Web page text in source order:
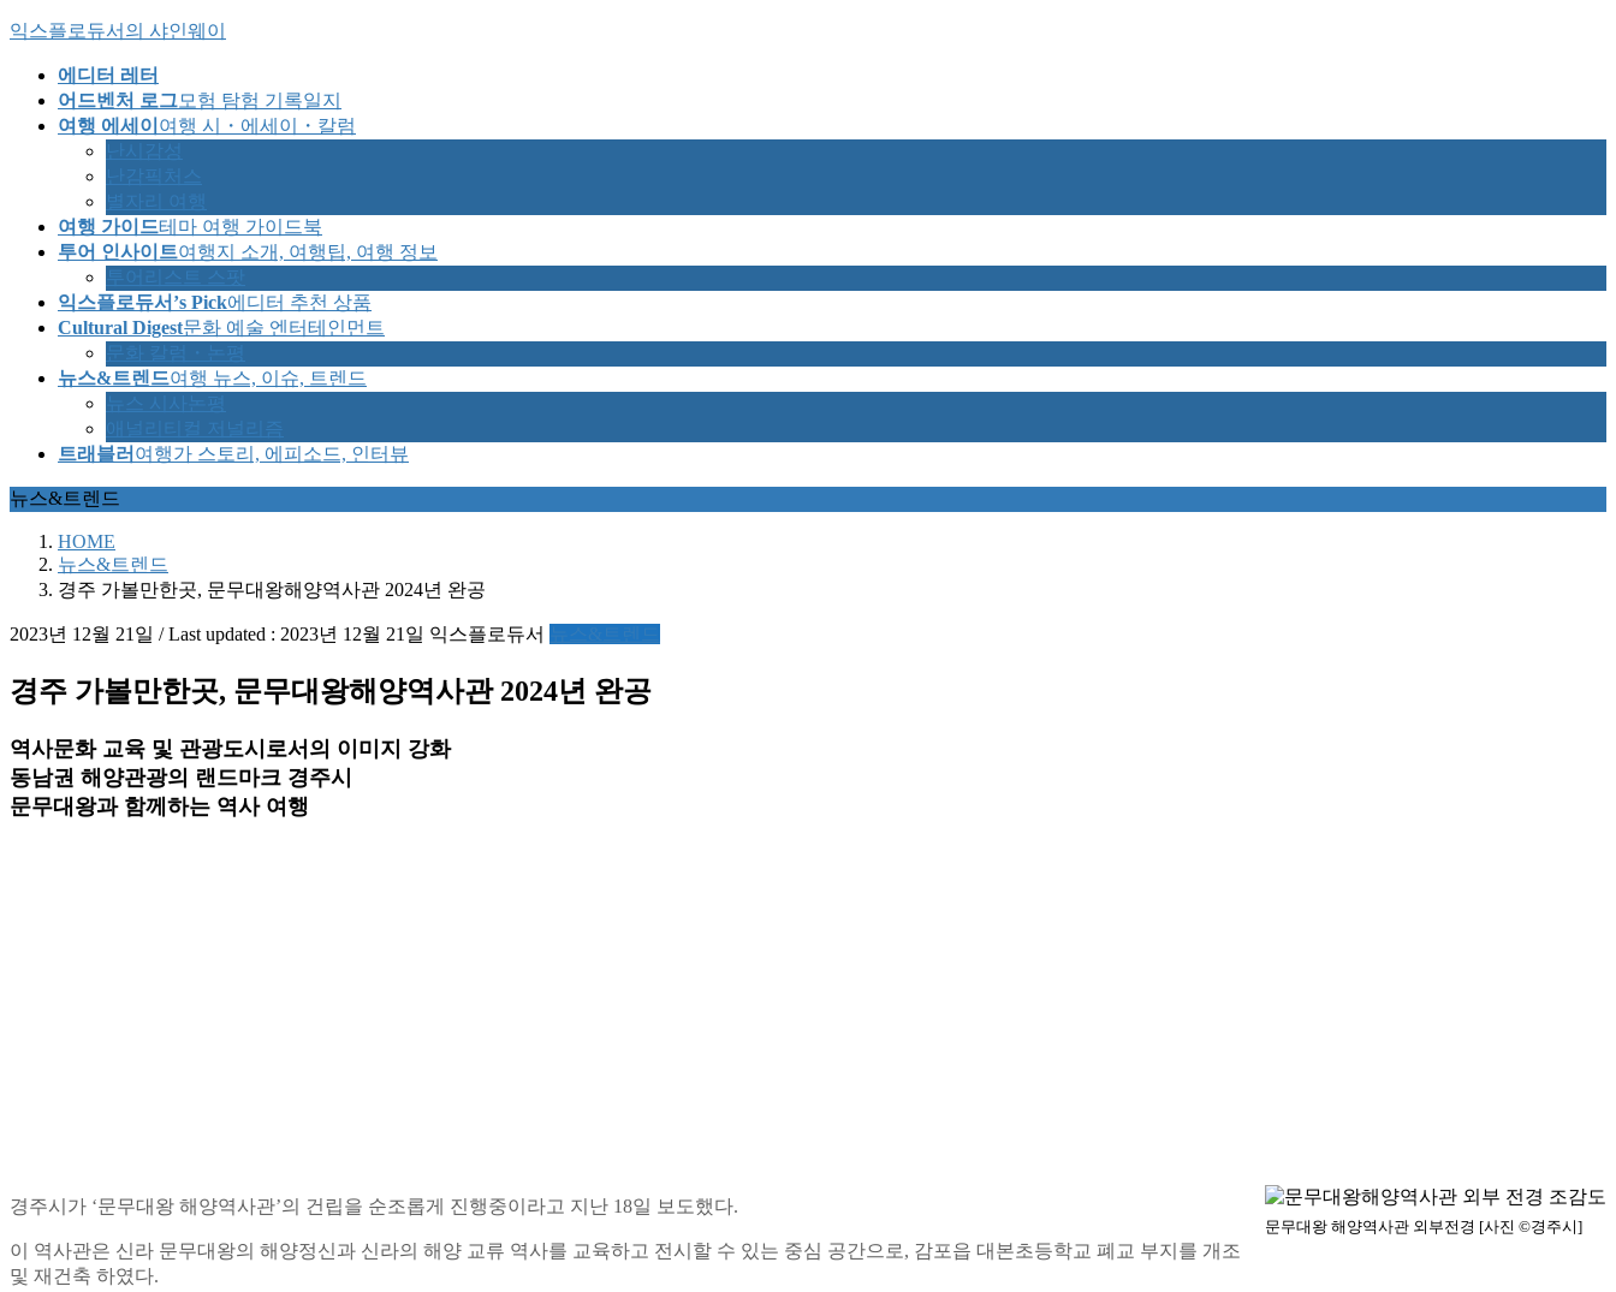
Skip
content
Skip
Navigation
익스플로듀서의 샤인웨이
에디터 레터
어드벤처 로그모험 탐험 기록일지
여행 에세이 여행 시・에세이・칼럼
난시감성
난감픽처스
별자리 여행
여행 가이드테마 여행 가이드북
투어 인사이트여행지 소개, 여행팁, 여행 정보
투어리스트 스팟
익스플로듀서’s Pick에디터 추천 상품
Cultural Digest문화 예술 엔터테인먼트
문화 칼럼・논평
뉴스&트렌드여행 뉴스, 이슈, 트렌드
뉴스 시사논평
애널리티컬 저널리즘
트래블러 여행가 스토리, 에피소드, 인터뷰
뉴스&트렌드
HOME
뉴스&트렌드
경주 가볼만한곳, 문무대왕해양역사관 2024년 완공
2023년 12월 21일 / Last updated : 2023년 12월 21일 익스플로듀서
경주 가볼만한곳, 문무대왕해양역사관 2024년 완공
역사문화 교육 및 관광도시로서의 이미지 강화
동남권 해양관광의 랜드마크 경주시
문무대왕과 함께하는 역사 여행
문무대왕 해양역사관 외부전경 [사진 ©경주시]
경주시가 ‘문무대왕 해양역사관’의 건립을 순조롭게 진행중이라고 지난 18일 보도했다.
이 역사관은 신라 문무대왕의 해양정신과 신라의 해양 교류 역사를 교육하고 전시할 수 있는 중심 공간으로, 감포읍 대본초등학교 폐교 부지를 개조
및 재건축 하였다.